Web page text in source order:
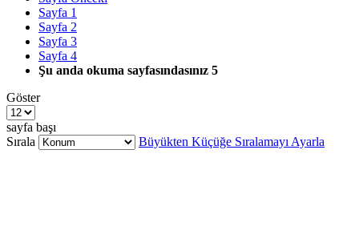
Sayfa 1
Sayfa 2
Sayfa 3
Sayfa 4
Şu anda okuma sayfasındasınız 5
Göster
sayfa başı
Sırala
Büyükten Küçüğe Sıralamayı Ayarla